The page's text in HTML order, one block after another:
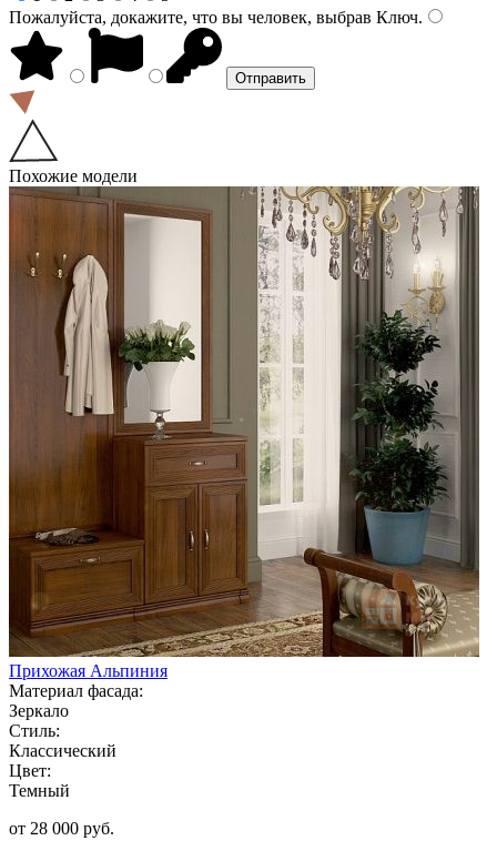
Пожалуйста, докажите, что вы человек, выбрав Ключ.
Похожие модели
Прихожая Альпиния
Материал фасада:
Зеркало
Стиль:
Классический
Цвет:
Темный
от 28 000 руб.